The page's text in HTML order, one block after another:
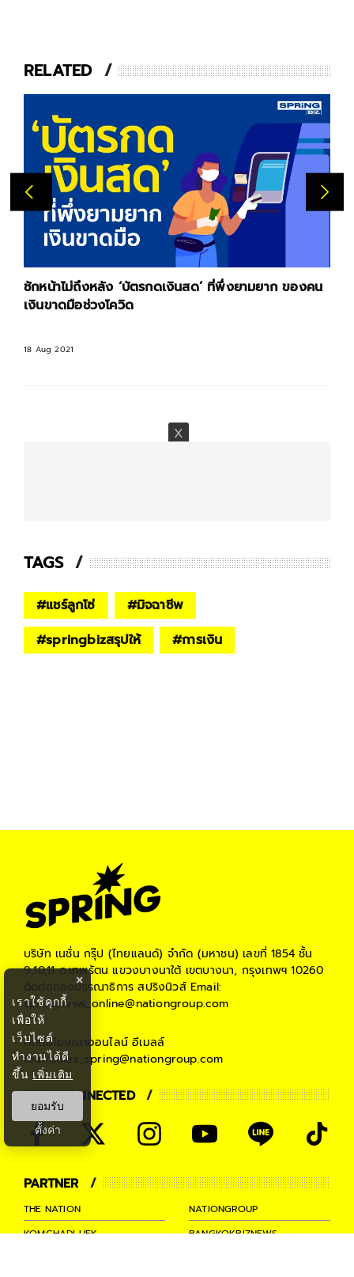
RELATED
ชักหน้าไม่ถึงหลัง ‘บัตรกดเงินสด’ ที่พึ่งยามยาก ของคน
เงินขาดมือช่วงโควิด
18 Aug 2021
TAGS
#แชร์ลูกโซ่ #มิจฉาชีพ
#springbizสรุปให้ #การเงิน
บริษัท เนชั่น กรุ๊ป (ไทยแลนด์) จำกัด (มหาชน) เลขที่ 1854 ชั้น
9,10,11 ถ.เทพรัตน แขวงบางนาใต้ เขตบางนา, กรุงเทพฯ 10260
ติดต่อกองบรรณาธิการ สปริงนิวส์Email:
springnews_online@nationgroup.com
ติดต่อโฆษณาออนไลน์ อีเมลล์
teamsales_spring@nationgroup.com
STAY CONNECTED
PARTNER
THE NATION
NATIONGROUP
KOMCHADLUEK
BANGKOKBIZNEWS
×
เราใช้คุกกี้
เพื่อให้
เว็บไซต์
ทำงานได้ดี
ขึ้น เพิ่มเติม
ยอมรับ
ตั้งค่า